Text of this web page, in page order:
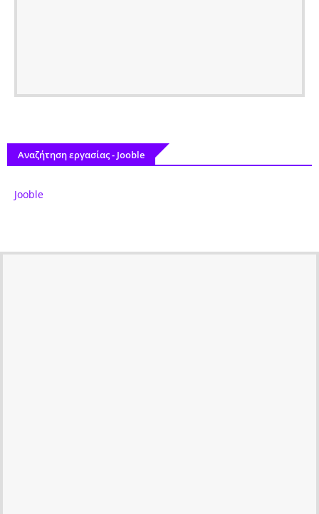
Αναζήτηση εργασίας - Jooble
Jooble